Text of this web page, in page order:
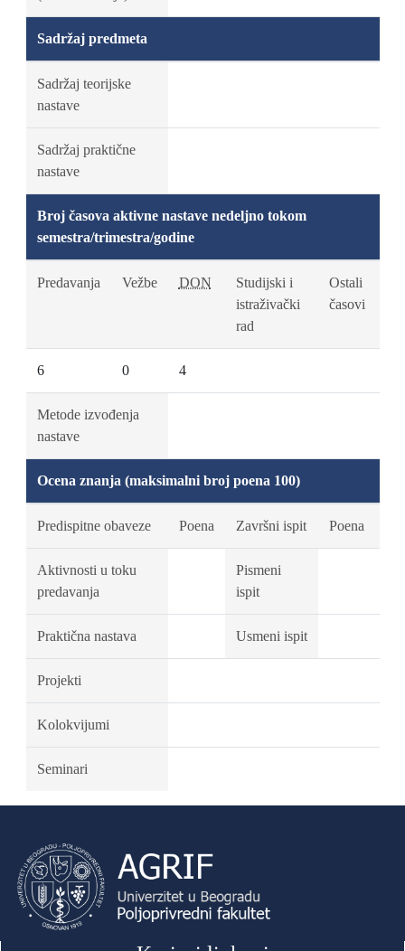
Sadržaj predmeta
Sadržaj teorijske
nastave
Sadržaj praktične
nastave
Broj časova aktivne nastave nedeljno tokom
semestra/trimestra/godine
Predavanja Vežbe DON
Studijski i
istraživački
rad
Ostali
časovi
6 0 4
Metode izvođenja
nastave
Ocena znanja (maksimalni broj poena 100)
Predispitne obaveze Poena Završni ispit Poena
Aktivnosti u toku
predavanja
Pismeni
ispit
Praktična nastava Usmeni ispit
Projekti
Kolokvijumi
Seminari